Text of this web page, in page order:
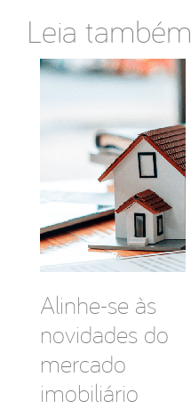
Leia também
Alinhe-se às
novidades do
mercado
imobiliário